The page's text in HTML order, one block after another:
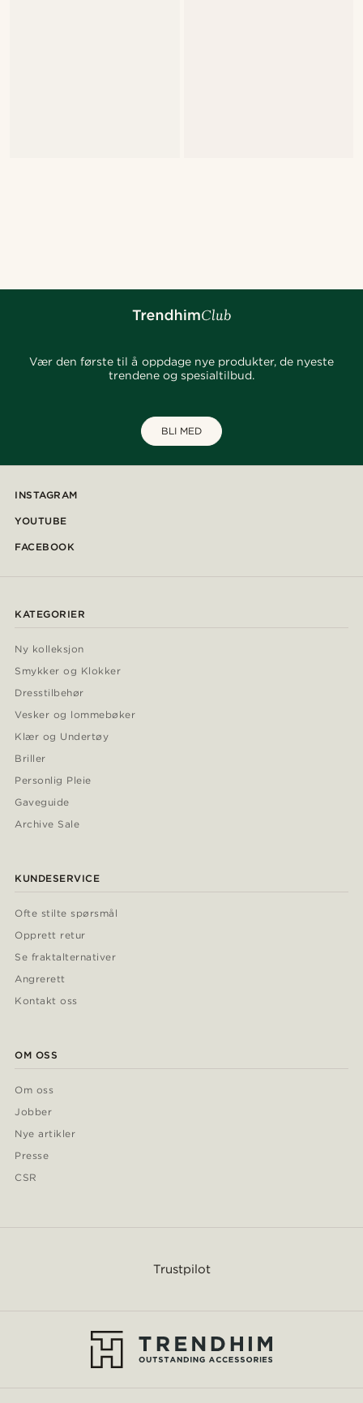
Vær den første til å oppdage nye produkter, de nyeste
trendene og spesialtilbud.
BLI MED
INSTAGRAM
YOUTUBE
FACEBOOK
KATEGORIER
Ny kolleksjon
Smykker og Klokker
Dresstilbehør
Vesker og lommebøker
Klær og Undertøy
Briller
Personlig Pleie
Gaveguide
Archive Sale
KUNDESERVICE
Ofte stilte spørsmål
Opprett retur
Se fraktalternativer
Angrerett
Kontakt oss
OM OSS
Om oss
Jobber
Nye artikler
Presse
CSR
Trustpilot